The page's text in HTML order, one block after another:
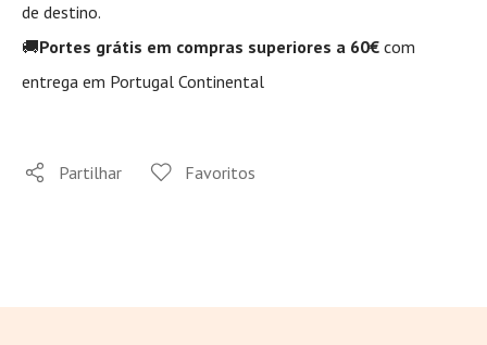
de destino.
🚚Portes grátis em compras superiores a 60€ com
entrega em Portugal Continental
Partilhar Favoritos